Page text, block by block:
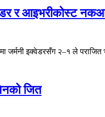
र आइभरीकोस्ट
जर्मनी इक्वेडरसँग २–१ ले
जित